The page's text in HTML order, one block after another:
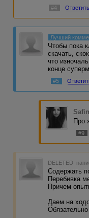
#4 Ответить
Лучший
Чтобы пока
скачать,
что
конце
#5
Про
#9
DELETED
Содержать
Перебивка
Причем
Даем на